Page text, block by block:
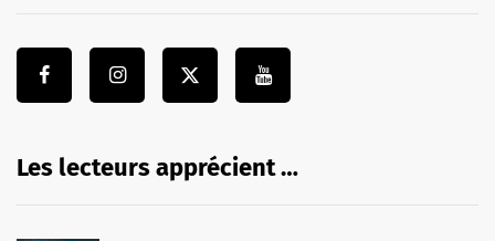
Les lecteurs apprécient …